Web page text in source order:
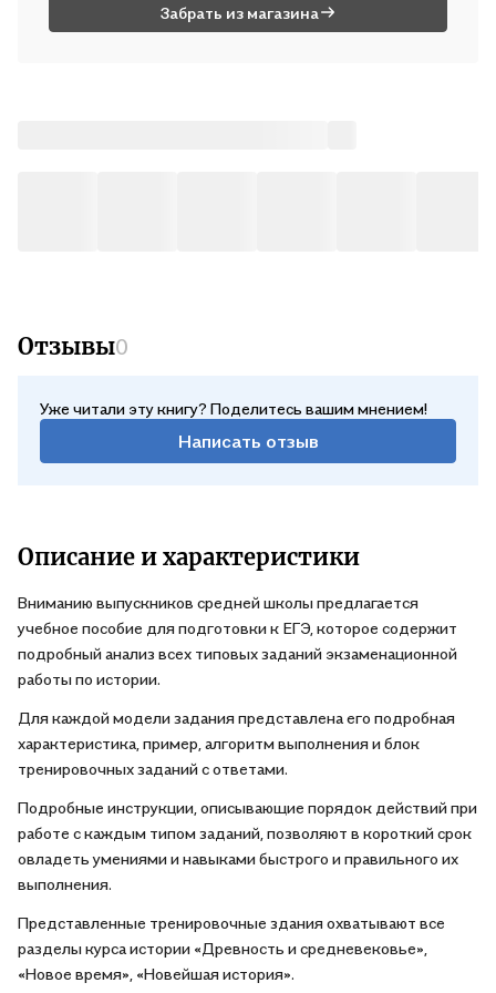
Забрать из магазина
Отзывы0
Уже читали эту книгу? Поделитесь вашим мнением!
Написать отзыв
Описание и характеристики
Вниманию выпускников средней школы предлагается
учебное пособие для подготовки к ЕГЭ, которое содержит
подробный анализ всех типовых заданий экзаменационной
работы по истории.
Для каждой модели задания представлена его подробная
характеристика, пример, алгоритм выполнения и блок
тренировочных заданий с ответами.
Подробные инструкции, описывающие порядок действий при
работе с каждым типом заданий, позволяют в короткий срок
овладеть умениями и навыками быстрого и правильного их
выполнения.
Представленные тренировочные здания охватывают все
разделы курса истории «Древность и средневековье»,
«Новое время», «Новейшая история».